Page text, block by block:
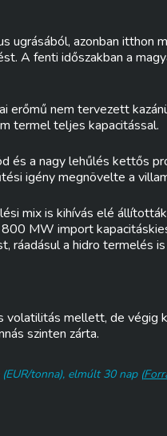
ugrásából, azonban itthon
A fenti időszakban a
erőmű nem tervezett
termel teljes kapacitással.
és a nagy lehűlés kettős
igény megnövelte a
mix is kihívás elé
MW import
ráadásul a hidro termelés
mellett, de végig
szinten zárta.
tonna), elmúlt 30 nap(